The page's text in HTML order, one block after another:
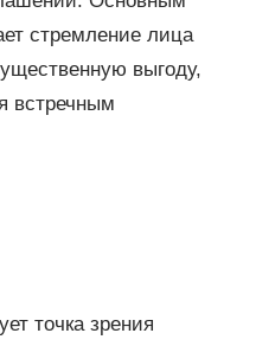
стремление лица
выгоду,
встречным
точка зрения